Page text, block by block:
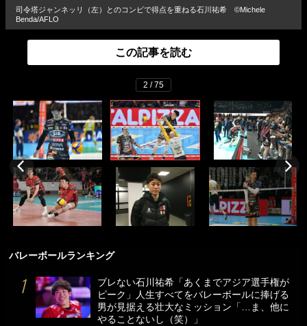
司令塔ジャンネッリ（左）とのコンビで得点を重ねる石川祐希 ©︎Michele
Benda/AFLO
この記事を読む
2 / 75
バレーボールランキング
ブレない石川祐希「あくまでアジア選手権が
ピーク」人生すべてをバレーボールに捧げる
男が見据える壮大なミッション「…ま、他に
やることないし（笑）」